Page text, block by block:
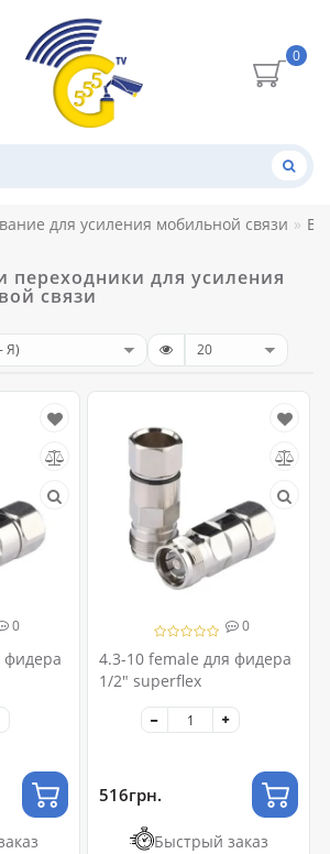
0
для усиления мобильной связи
переходники для усиления
связи
0
фидера
0
4.3-10 female для фидера
1/2" superflex
516грн.
Быстрый заказ